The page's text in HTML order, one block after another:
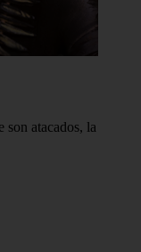
son atacados, la